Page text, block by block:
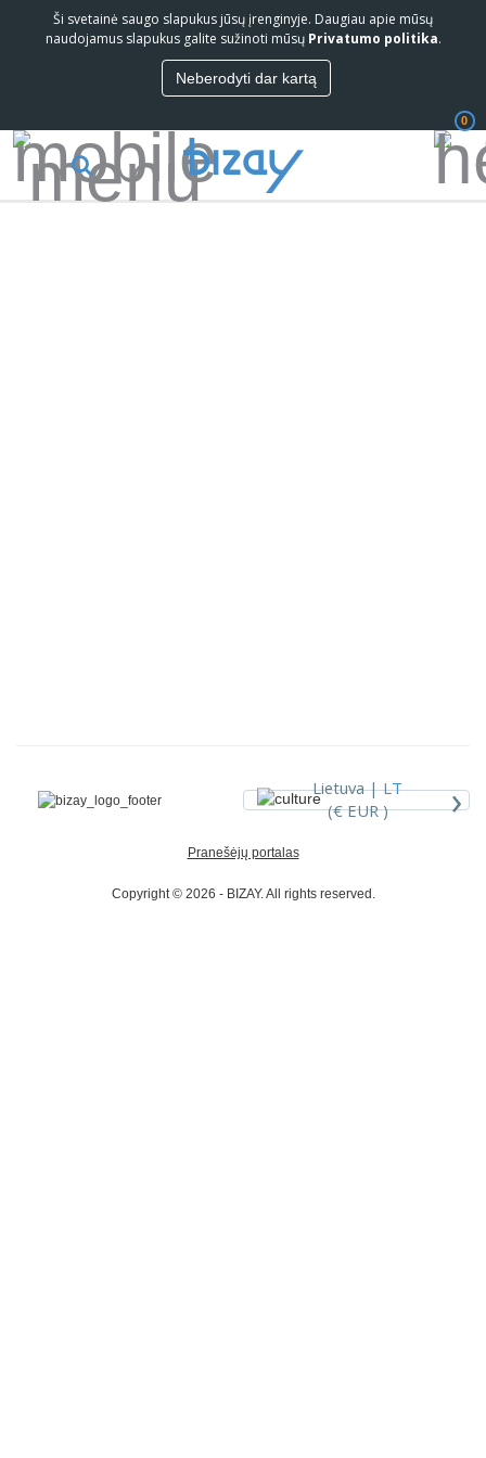
Ši svetainė saugo slapukus jūsų įrenginyje. Daugiau apie mūsų
naudojamus slapukus galite sužinoti mūsų Privatumo politika.
Neberodyti dar kartą
0
Lietuva |LT
(€ EUR )
›
Pranešėjų portalas
Copyright © 2026 - BIZAY. All rights reserved.